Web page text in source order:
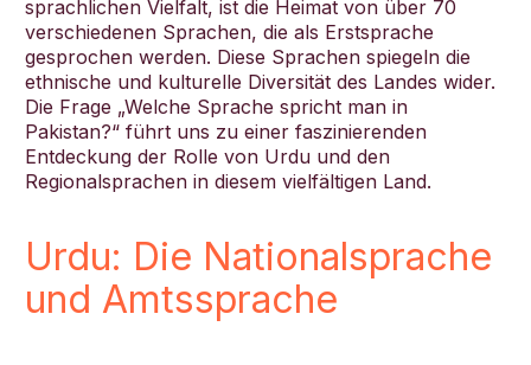
sprachlichen Vielfalt, ist die Heimat von über 70
verschiedenen Sprachen, die als Erstsprache
gesprochen werden. Diese Sprachen spiegeln die
ethnische und kulturelle Diversität des Landes wider.
Die Frage „Welche Sprache spricht man in
Pakistan?“ führt uns zu einer faszinierenden
Entdeckung der Rolle von Urdu und den
Regionalsprachen in diesem vielfältigen Land.
Urdu: Die Nationalsprache
und Amtssprache